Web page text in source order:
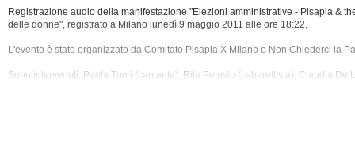
Registrazione audio della manifestazione "Elezioni amministrative - Pisapia &
delle donne", registrato a Milano lunedì 9 maggio 2011 alle ore 18:22.
L'evento è stato organizzato da Comitato Pisapia X Milano e Non Chiederci la
Sono intervenuti: Paola Turci (cantante), Rita Pelusio (cabarettista), Claudia De
Repubblica, Candidati radicali nel Partito Democratico), Eugenia Neri